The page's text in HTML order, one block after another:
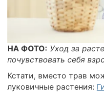
НА ФОТО: Уход за
почувствовать себя
Кстати, вместо трав
луковичные растения: